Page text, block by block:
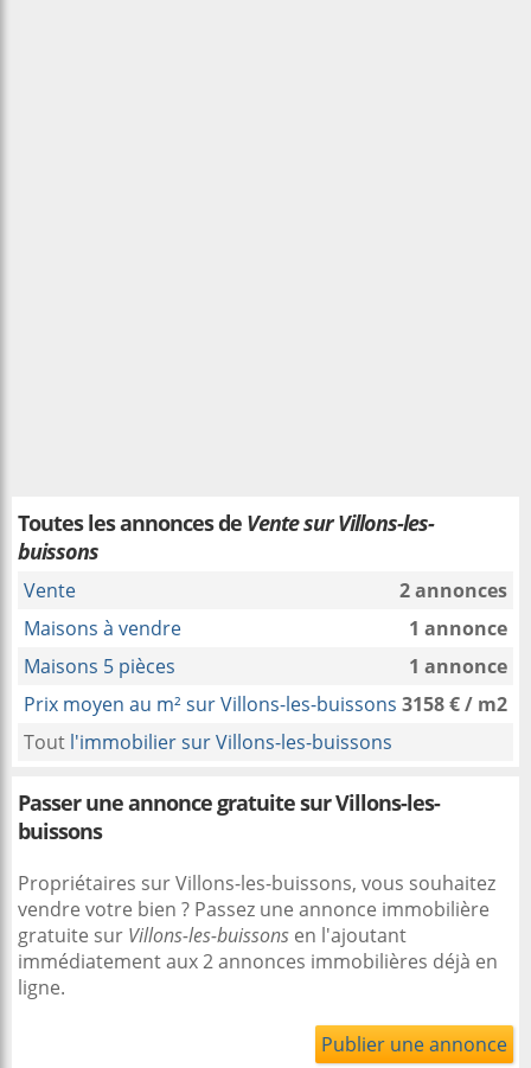
Toutes les annonces de Vente sur Villons-les-
buissons
Vente
2 annonces
Maisons à vendre
1 annonce
Maisons 5 pièces
1 annonce
Prix moyen au m² sur Villons-les-buissons 3158 € / m2
Tout l'immobilier sur Villons-les-buissons
Passer une annonce gratuite sur Villons-les-
buissons
Propriétaires sur Villons-les-buissons, vous souhaitez
vendre votre bien ? Passez une annonce immobilière
gratuite sur Villons-les-buissons en l'ajoutant
immédiatement aux 2 annonces immobilières déjà en
ligne.
Publier une annonce